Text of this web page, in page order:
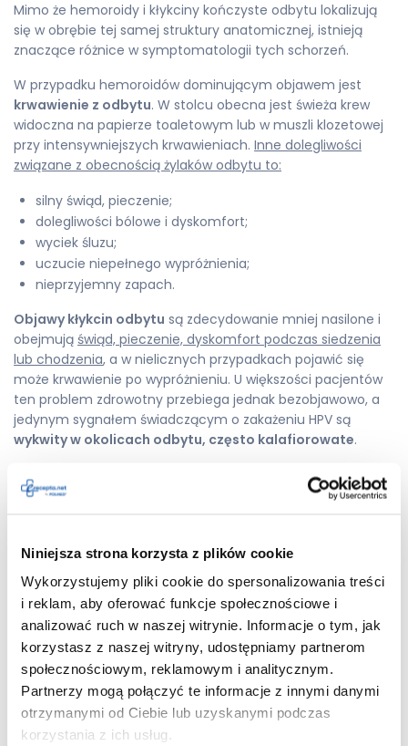
Niniejsza strona korzysta z plików cookie
Wykorzystujemy pliki cookie do spersonalizowania treści
i reklam, aby oferować funkcje społecznościowe i
analizować ruch w naszej witrynie. Informacje o tym, jak
korzystasz z naszej witryny, udostępniamy partnerom
społecznościowym, reklamowym i analitycznym.
Partnerzy mogą połączyć te informacje z innymi danymi
otrzymanymi od Ciebie lub uzyskanymi podczas
korzystania z ich usług.
Mimo że hemoroidy i kłykciny kończyste odbytu lokalizują
się w obrębie tej samej struktury anatomicznej, istnieją
znaczące różnice w symptomatologii tych schorzeń.
W przypadku hemoroidów dominującym objawem jest
krwawienie z odbytu. W stolcu obecna jest świeża krew
widoczna na papierze toaletowym lub w muszli klozetowej
przy intensywniejszych krwawieniach. Inne dolegliwości
związane z obecnością żylaków odbytu to:
silny świąd, pieczenie;
dolegliwości bólowe i dyskomfort;
wyciek śluzu;
uczucie niepełnego wypróżnienia;
nieprzyjemny zapach.
Objawy kłykcin odbytu są zdecydowanie mniej nasilone i
obejmują świąd, pieczenie, dyskomfort podczas siedzenia
lub chodzenia, a w nielicznych przypadkach pojawić się
może krwawienie po wypróżnieniu. U większości pacjentów
ten problem zdrowotny przebiega jednak bezobjawowo, a
jedynym sygnałem świadczącym o zakażeniu HPV są
wykwity w okolicach odbytu, często kalafiorowate.
Kłykciny kończyste odbytu a
Leczeniehemoroidówzależy od stopnia ich
zaawansowania oraz nasilenia objawów. W początkowych
stadiach choroby stosuje sięleczenie zachowawcze
obejmujące dietę bogatą w błonnik oraz leki wzmacniające
naczynia żylne, które w swoim składzie mają diosminę,
hesperydynę czy wyciąg z ruszczyka.
Ponadto wykorzystuje się teżmiejscowo maści i czopkio
działaniu przeciwzapalnym zawierające hydrokortyzon,
tlenek cynku i kwas hialuronowy. Jeśli choroba